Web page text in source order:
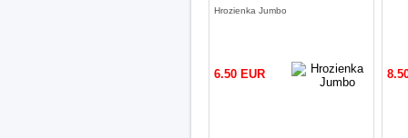
Hrozienka Jumbo
6.50 EUR